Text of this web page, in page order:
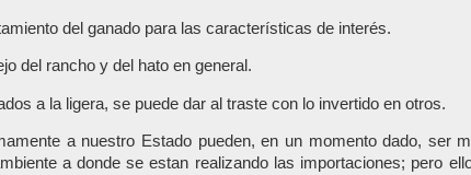
del ganado para las características de interés.
del rancho y del hato en general.
a la ligera, se puede dar al traste con lo invertido en otros.
a nuestro Estado pueden, en un momento dado, ser
a donde se estan realizando las importaciones; pero